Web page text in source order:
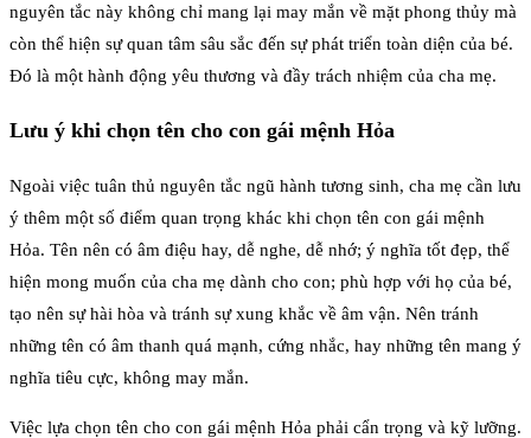
nguyên tắc này không chỉ mang lại may mắn về mặt phong thủy mà
còn thể hiện sự quan tâm sâu sắc đến sự phát triển toàn diện của bé.
Đó là một hành động yêu thương và đầy trách nhiệm của cha mẹ.
Lưu ý khi chọn tên cho con gái mệnh Hỏa
Ngoài việc tuân thủ nguyên tắc ngũ hành tương sinh, cha mẹ cần lưu
ý thêm một số điểm quan trọng khác khi chọn tên con gái mệnh
Hỏa. Tên nên có âm điệu hay, dễ nghe, dễ nhớ; ý nghĩa tốt đẹp, thể
hiện mong muốn của cha mẹ dành cho con; phù hợp với họ của bé,
tạo nên sự hài hòa và tránh sự xung khắc về âm vận. Nên tránh
những tên có âm thanh quá mạnh, cứng nhắc, hay những tên mang ý
nghĩa tiêu cực, không may mắn.
Việc lựa chọn tên cho con gái mệnh Hỏa phải cẩn trọng và kỹ lưỡng.